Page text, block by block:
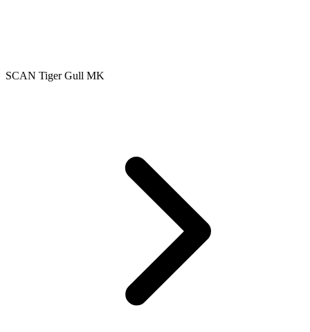
SCAN Tiger Gull MK